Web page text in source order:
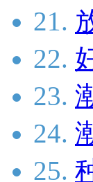
21.
22.
23.
24.
25.